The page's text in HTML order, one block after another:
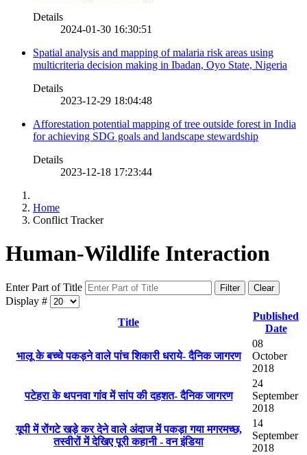
Details
2024-01-30 16:30:51
Spatial analysis and mapping of malaria risk areas using
multicriteria decision making in Ibadan, Oyo State, Nigeria
Details
2023-12-29 18:04:48
Afforestation potential mapping of tree outside forest in India
for achieving SDG goals and landscape stewardship
Details
2023-12-18 17:23:44
Home
Conflict Tracker
Human-Wildlife Interaction
Enter Part of Title Filter Clear
Display #
Title
Published
Date
भालू के बच्चे पकड़ने वाले पांच शिकारी धराये- दैनिक जागरण
08
October
2018
पटेहरा के थपनवा गांव में सांप की दहशत- दैनिक जागरण
24
September
2018
यूपी में रोंगटे खड़े कर देने वाले अंदाज में पकड़ा गया मगरमच्छ,
तस्वीरों में देखिए पूरी कहानी - वन इंडिया
14
September
2018